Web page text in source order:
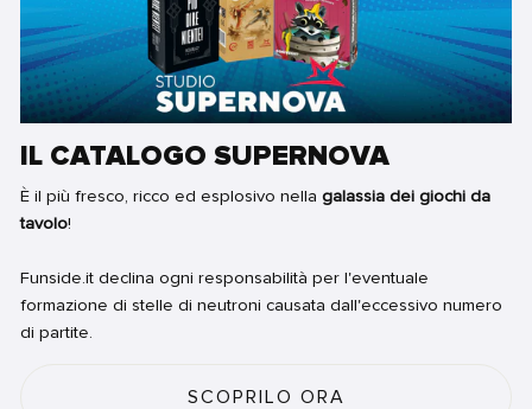
IL CATALOGO SUPERNOVA
È il più fresco, ricco ed esplosivo nella galassia dei giochi da
tavolo!
Funside.it declina ogni responsabilità per l'eventuale
formazione di stelle di neutroni causata dall'eccessivo numero
di partite.
SCOPRILO ORA